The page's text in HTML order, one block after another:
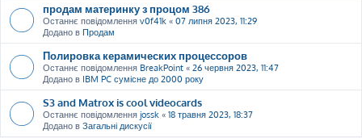
продам материнку з процом 386
Останнє повідомлення v0f41k « 07 липня 2023, 11:29
Додано в Продам
Полировка керамических процессоров
Останнє повідомлення BreakPoint « 26 червня 2023, 11:47
Додано в IBM PC сумісне до 2000 року
S3 and Matrox is cool videocards
Останнє повідомлення jossk « 18 травня 2023, 18:37
Додано в Загальні дискусії